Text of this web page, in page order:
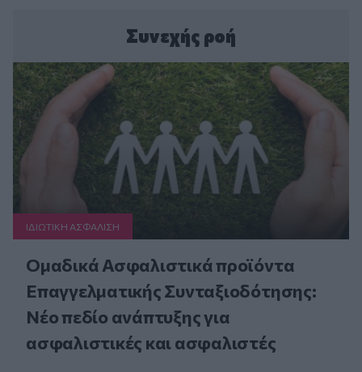
Συνεχής ροή
ΙΔΙΩΤΙΚΗ ΑΣΦAΛΙΣΗ
Ομαδικά Ασφαλιστικά προϊόντα
Επαγγελματικής Συνταξιοδότησης:
Νέο πεδίο ανάπτυξης για
ασφαλιστικές και ασφαλιστές